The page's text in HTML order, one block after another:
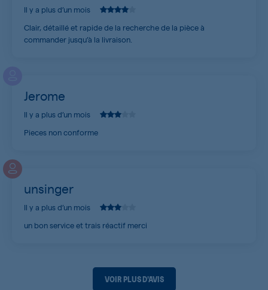
Il y a plus d’un mois
Clair, détaillé et rapide de la recherche de la pièce à
commander jusqu’à la livraison.
Jerome
Il y a plus d’un mois
Pieces non conforme
unsinger
Il y a plus d’un mois
un bon service et trais réactif merci
VOIR PLUS D'AVIS